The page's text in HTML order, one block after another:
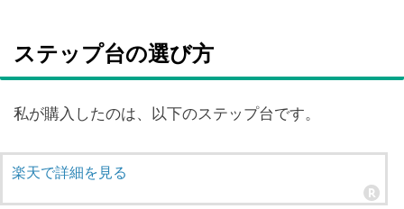
ステップ台の選び方
私が購入したのは、以下のステップ台です。
楽天で詳細を見る